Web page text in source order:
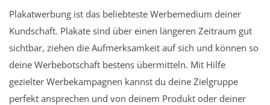
Plakatwerbung ist das beliebteste Werbemedium deiner
Kundschaft. Plakate sind über einen längeren Zeitraum gut
sichtbar, ziehen die Aufmerksamkeit auf sich und können so
deine Werbebotschaft bestens übermitteln. Mit Hilfe
gezielter Werbekampagnen kannst du deine Zielgruppe
perfekt ansprechen und von deinem Produkt oder deiner